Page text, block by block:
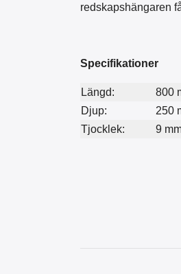
redskapshängaren
Specifikationer
Längd:
800
Djup:
250
Tjocklek:
9